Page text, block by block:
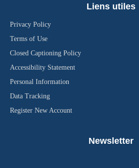
Liens utiles
Privacy Policy
Terms of Use
Closed Captioning Policy
Accessibility Statement
Personal Information
Data Tracking
Register New Account
Newsletter